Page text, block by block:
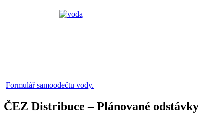
Formulář samoodečtu vody.
ČEZ Distribuce – Plánované odstávky